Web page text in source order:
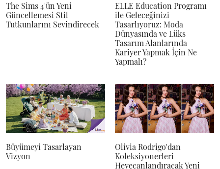
The Sims 4'ün Yeni
Güncellemesi Stil
Tutkunlarını Sevindirecek
ELLE Education Programı
ile Geleceğinizi
Tasarlıyoruz: Moda
Dünyasında ve Lüks
Tasarım Alanlarında
Kariyer Yapmak İçin Ne
Yapmalı?
Büyümeyi Tasarlayan
Vizyon
Olivia Rodrigo'dan
Koleksiyonerleri
Heyecanlandıracak Yeni